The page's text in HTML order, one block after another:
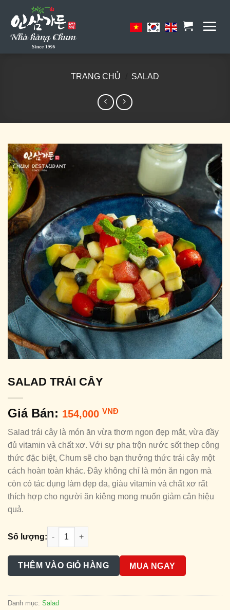
content
TRANG CHỦ SALAD
SALAD TRÁI CÂY
Giá Bán: 154,000 VNĐ
Salad trái cây là món ăn vừa thơm ngon đẹp mắt, vừa đầy
đủ vitamin và chất xơ. Với sự pha trộn nước sốt thep công
thức đặc biệt, Chum sẽ cho bạn thưởng thức trái cây một
cách hoàn toàn khác. Đây không chỉ là món ăn ngon mà
còn có tác dụng làm đẹp da, giàu vitamin và chất xơ rất
thích hợp cho người ăn kiêng mong muốn giảm cân hiệu
quả.
Số lượng:
SALAD TRÁI CÂY số lượng
THÊM VÀO GIỎ HÀNG MUA NGAY
Danh mục: Salad